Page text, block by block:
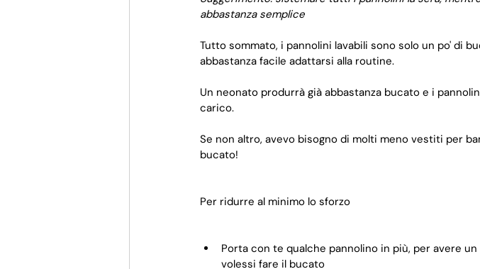
abbastanza semplice
Tutto sommato, i pannolini lavabili sono solo un po' di
abbastanza facile adattarsi alla routine.
Un neonato produrrà già abbastanza bucato e i
carico.
Se non altro, avevo bisogno di molti meno vestiti per
bucato!
Per ridurre al minimo lo sforzo
Porta con te qualche pannolino in più, per avere
volessi fare il bucato